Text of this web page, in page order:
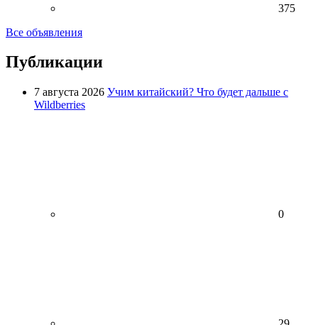
375
Все объявления
Публикации
7 августа 2026 Учим китайский? Что будет дальше с
Wildberries
0